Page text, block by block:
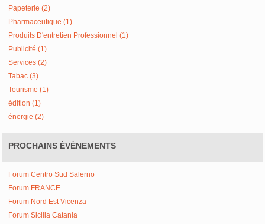
Papeterie (2)
Pharmaceutique (1)
Produits D'entretien Professionnel (1)
Publicité (1)
Services (2)
Tabac (3)
Tourisme (1)
édition (1)
énergie (2)
PROCHAINS ÉVÉNEMENTS
Forum Centro Sud Salerno
Forum FRANCE
Forum Nord Est Vicenza
Forum Sicilia Catania